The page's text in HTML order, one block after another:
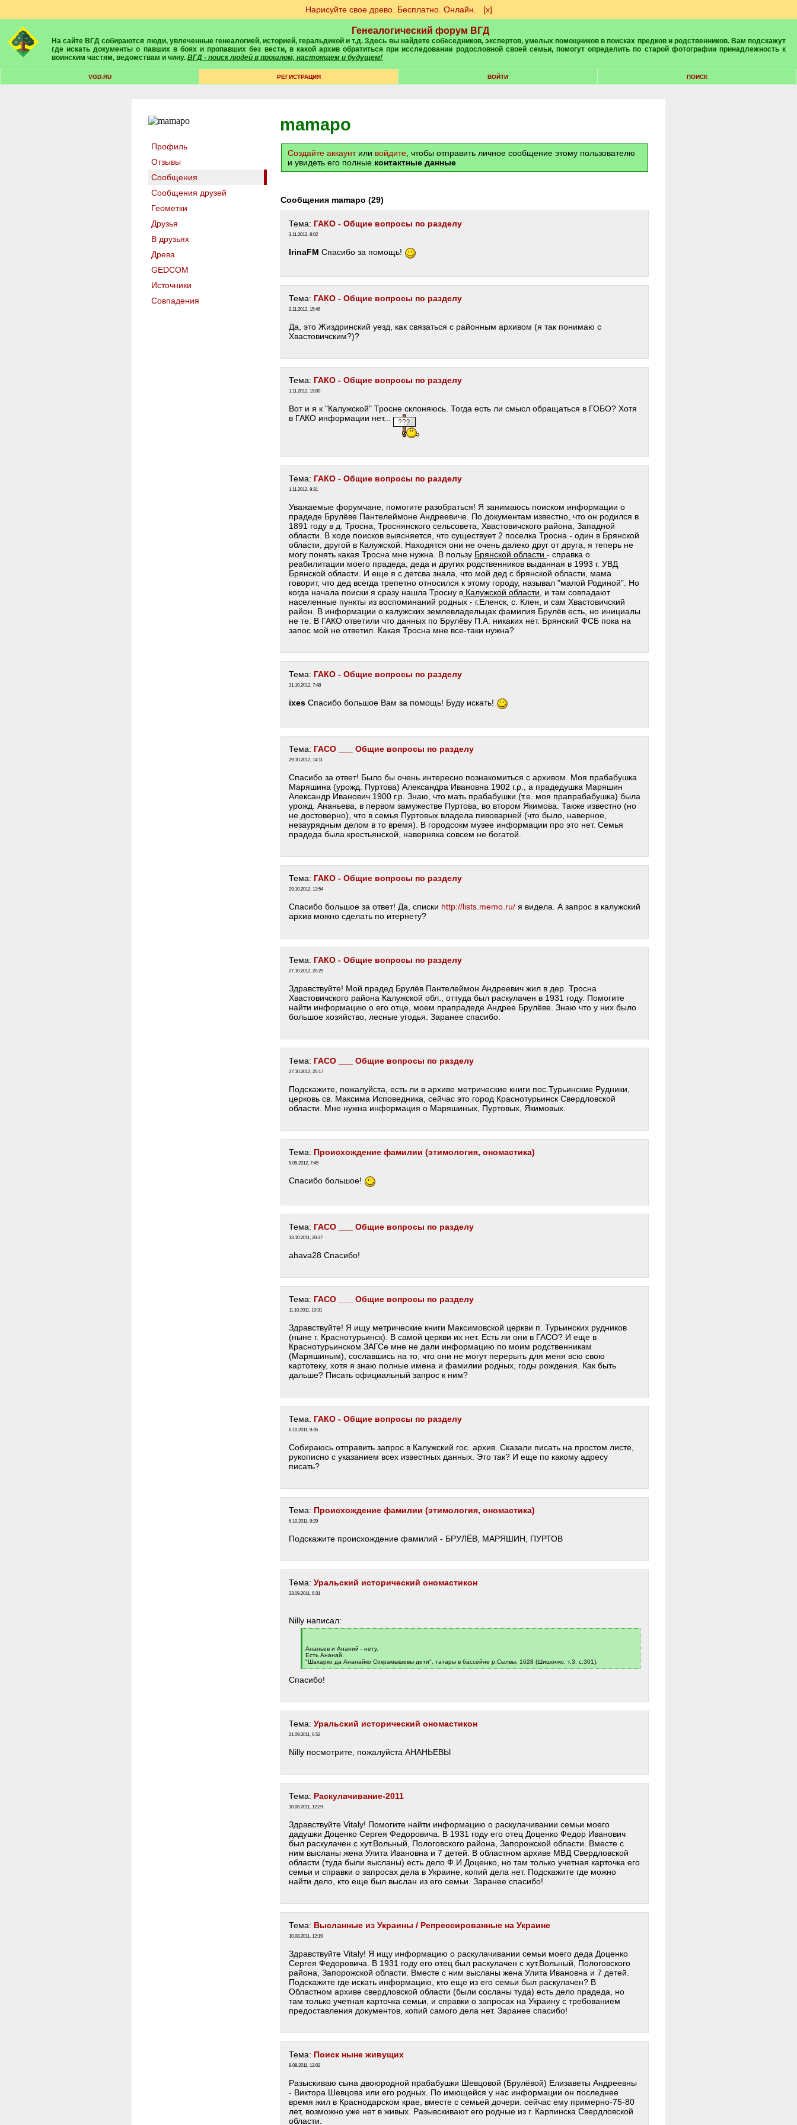
Нарисуйте свое древо. Бесплатно. Онлайн. [х]
Генеалогический форум ВГД
На сайте ВГД собираются люди, увлеченные генеалогией, историей, геральдикой и т.д. Здесь вы найдете собеседников, экспертов, умелых помощников в поисках предков и родственников. Вам подскажут
где искать документы о павших в боях и пропавших без вести, в какой архив обратиться при исследовании родословной своей семьи, помогут определить по старой фотографии принадлежность к
воинским частям, ведомствам и чину. ВГД - поиск людей в прошлом, настоящем и будущем!
VGD.RU РЕГИСТРАЦИЯ ВОЙТИ ПОИСК
Профиль
Отзывы
Сообщения
Сообщения друзей
Геометки
Друзья
В друзьях
Древа
GEDCOM
Источники
Совпадения
mamapo
Создайте аккаунтили войдите , чтобы отправить личное сообщение этому пользователю
и увидеть его полные контактные данные
Сообщения mamapo (29)
Тема: ГАКО - Общие вопросы по разделу
3.11.2012, 8:02
IrinaFM Спасибо за помощь!
Тема: ГАКО - Общие вопросы по разделу
2.11.2012, 15:46
Да, это Жиздринский уезд, как связаться с районным архивом (я так понимаю с
Хвастовичским?)?
Тема: ГАКО - Общие вопросы по разделу
1.11.2012, 19:00
Вот и я к "Калужской" Тросне склоняюсь. Тогда есть ли смысл обращаться в ГОБО? Хотя
в ГАКО информации нет...
Тема: ГАКО - Общие вопросы по разделу
1.11.2012, 9:31
Уважаемые форумчане, помогите разобраться! Я занимаюсь поиском информации о
прадеде Брулёве Пантелеймоне Андреевиче. По документам известно, что он родился в
1891 году в д. Тросна, Троснянского сельсовета, Хвастовичского района, Западной
области. В ходе поисков выясняется, что существует 2 поселка Тросна - один в Брянской
области, другой в Калужской. Находятся они не очень далеко друг от друга, я теперь не
могу понять какая Тросна мне нужна. В пользу Брянской области - справка о
реабилитации моего прадеда, деда и других родственников выданная в 1993 г. УВД
Брянской области. И еще я с детсва знала, что мой дед с брянской области, мама
говорит, что дед всегда трепетно относился к этому городу, называл "малой Родиной". Но
когда начала поиски я сразу нашла Тросну в Калужской области , и там совпадают
населенные пункты из воспоминаний родных - г.Еленск, с. Клен, и сам Хвастовичский
район. В информации о калужских землевладельцах фамилия Брулёв есть, но инициалы
не те. В ГАКО ответили что данных по Брулёву П.А. никаких нет. Брянский ФСБ пока на
запос мой не ответил. Какая Тросна мне все-таки нужна?
Тема: ГАКО - Общие вопросы по разделу
31.10.2012, 7:48
ixes Спасибо большое Вам за помощь! Буду искать!
Тема: ГАСО ___ Общие вопросы по разделу
29.10.2012, 14:11
Спасибо за ответ! Было бы очень интересно познакомиться с архивом. Моя прабабушка
Маряшина (урожд. Пуртова) Александра Ивановна 1902 г.р., а прадедушка Маряшин
Александр Иванович 1900 г.р. Знаю, что мать прабабушки (т.е. моя прапрабабушка) была
урожд. Ананьева, в первом замужестве Пуртова, во втором Якимова. Также известно (но
не достоверно), что в семья Пуртовых владела пивоварней (что было, наверное,
незаурядным делом в то время). В городсокм музее информации про это нет. Семья
прадеда была крестьянской, наверняка совсем не богатой.
Тема: ГАКО - Общие вопросы по разделу
29.10.2012, 13:54
Спасибо большое за ответ! Да, списки http://lists.memo.ru/ я видела. А запрос в калужский
архив можно сделать по итернету?
Тема: ГАКО - Общие вопросы по разделу
27.10.2012, 20:29
Здравствуйте! Мой прадед Брулёв Пантелеймон Андреевич жил в дер. Тросна
Хвастовичского района Калужской обл., оттуда был раскулачен в 1931 году. Помогите
найти информацию о его отце, моем прапрадеде Андрее Брулёве. Знаю что у них было
большое хозяйство, лесные угодья. Заранее спасибо.
Тема: ГАСО ___ Общие вопросы по разделу
27.10.2012, 20:17
Подскажите, пожалуйста, есть ли в архиве метрические книги пос.Турьинские Рудники,
церковь св. Максима Исповедника, сейчас это город Краснотурьинск Свердловской
области. Мне нужна информация о Маряшиных, Пуртовых, Якимовых.
Тема: Происхождение фамилии (этимология, ономастика)
5.05.2012, 7:45
Спасибо большое!
Тема: ГАСО ___ Общие вопросы по разделу
13.10.2011, 20:37
ahava28 Спасибо!
Тема: ГАСО ___ Общие вопросы по разделу
11.10.2011, 10:31
Здравствуйте! Я ищу метрические книги Максимовской церкви п. Турьинских рудников
(ныне г. Краснотурьинск). В самой церкви их нет. Есть ли они в ГАСО? И еще в
Краснотурьинском ЗАГСе мне не дали информацию по моим родственникам
(Маряшиным), сославшись на то, что они не могут перерыть для меня всю свою
картотеку, хотя я знаю полные имена и фамилии родных, годы рождения. Как быть
дальше? Писать официальный запрос к ним?
Тема: ГАКО - Общие вопросы по разделу
6.10.2011, 9:35
Собираюсь отправить запрос в Калужский гос. архив. Сказали писать на простом листе,
рукописно с указанием всех известных данных. Это так? И еще по какому адресу
писать?
Тема: Происхождение фамилии (этимология, ономастика)
6.10.2011, 9:29
Подскажите происхождение фамилий - БРУЛЁВ, МАРЯШИН, ПУРТОВ
Тема: Уральский исторический ономастикон
23.09.2011, 6:31
Nilly написал:
]Ананьев и Ананий - нету.
Есть Ананай.
"Шахарко да Ананайко Сокрамышевы дети", татары в бассейне р.Сылвы, 1628 (Шишонко. т.3. с.301).
[
q
Спасибо!
Тема: Уральский исторический ономастикон
21.09.2011, 6:52
Nilly посмотрите, пожалуйста АНАНЬЕВЫ
Тема: Раскулачивание-2011
10.08.2011, 12:29
Здравствуйте Vitaly! Помогите найти информацию о раскулачивании семьи моего
дадушки Доценко Сергея Федоровича. В 1931 году его отец Доценко Федор Иванович
был раскулачен с хут.Вольный, Пологовского района, Запорожской области. Вместе с
ним высланы жена Улита Ивановна и 7 детей. В областном архиве МВД Свердловской
области (туда были высланы) есть дело Ф.И.Доценко, но там только учетная карточка его
семьи и справки о запросах дела в Украине, копий дела нет. Подскажите где можно
найти дело, кто еще был выслан из его семьи. Заранее спасибо!
Тема: Высланные из Украины / Репрессированные на Украине
10.08.2011, 12:19
Здравствуйте Vitaly! Я ищу информацию о раскулачивании семьи моего деда Доценко
Сергея Федоровича. В 1931 году его отец был раскулачен с хут.Вольный, Пологовского
района, Запорожской области. Вместе с ним высланы жена Улита Ивановна и 7 детей.
Подскажите где искать информацию, кто еще из его семьи был раскулачен? В
Областном архиве свердловской области (были сосланы туда) есть дело прадеда, но
там только учетная карточка семьи, и справки о запросах на Украину с требованием
предоставления документов, копий самого дела нет. Заранее спасибо!
Тема: Поиск ныне живущих
8.08.2011, 12:02
Разыскиваю сына двоюродной прабабушки Шевцовой (Брулёвой) Елизаветы Андреевны
- Виктора Шевцова или его родных. По имющейся у нас информации он последнее
время жил в Краснодарском крае, вместе с семьей дочери. сейчас ему примерно-75-80
лет, возможно уже нет в живых. Разывскивают его родные из г. Карпинска Свердловской
области.